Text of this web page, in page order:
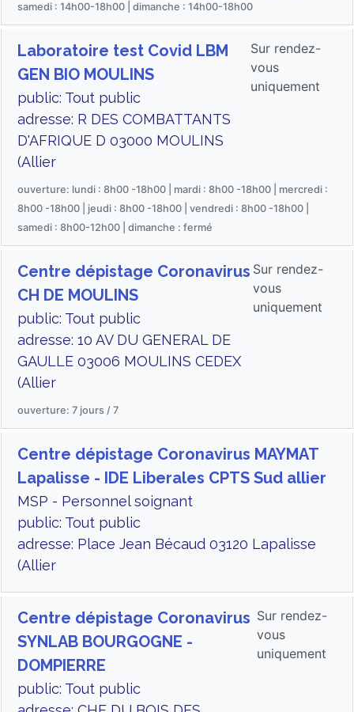
samedi : 14h00-18h00 | dimanche : 14h00-18h00
Laboratoire test Covid LBM
GEN BIO MOULINS
public: Tout public
adresse: R DES COMBATTANTS
D'AFRIQUE D 03000 MOULINS
(Allier
Sur rendez-
vous
uniquement
ouverture: lundi : 8h00 -18h00 | mardi : 8h00 -18h00 | mercredi :
8h00 -18h00 | jeudi : 8h00 -18h00 | vendredi : 8h00 -18h00 |
samedi : 8h00-12h00 | dimanche : fermé
Centre dépistage Coronavirus
CH DE MOULINS
public: Tout public
adresse: 10 AV DU GENERAL DE
GAULLE 03006 MOULINS CEDEX
(Allier
Sur rendez-
vous
uniquement
ouverture: 7 jours / 7
Centre dépistage Coronavirus MAYMAT
Lapalisse - IDE Liberales CPTS Sud allier
MSP - Personnel soignant
public: Tout public
adresse: Place Jean Bécaud 03120 Lapalisse
(Allier
Centre dépistage Coronavirus
SYNLAB BOURGOGNE -
DOMPIERRE
public: Tout public
Sur rendez-
vous
uniquement